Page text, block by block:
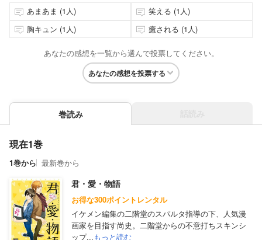
あまあま (1人)
笑える (1人)
胸キュン (1人)
癒される (1人)
あなたの感想を一覧から選んで投票してください。
あなたの感想を投票する
巻読み
現在1巻
1巻から 最新巻から
君・愛・物語
お得な300ポイントレンタル
イケメン編集の二階堂のスパルタ指導の下、人気漫
画家を目指す尚史。二階堂からの不意打ちスキンシ
ップ...もっと読む